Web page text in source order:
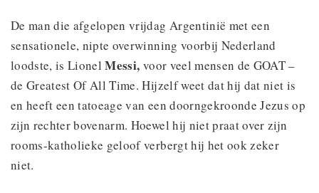
De man die afgelopen vrijdag Argentinië met een
sensationele, nipte overwinning voorbij Nederland
loodste, is LionelMessi, voor veel mensen de GOAT –
de Greatest Of All Time. Hijzelf weet dat hij dat niet is
en heeft een tatoeage van een doorngekroonde Jezus op
zijn rechter bovenarm. Hoewel hij niet praat over zijn
rooms-katholieke geloof verbergt hij het ook zeker
niet.